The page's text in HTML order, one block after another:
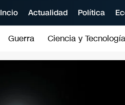
Incio Actualidad Política
Guerra Ciencia y Tecnología